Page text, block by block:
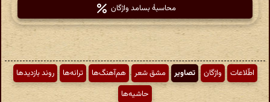
محاسبهٔ بسامد واژگان
اطّلاعات واژگان تصاویر مشق شعر هم‌آهنگ‌ها ترانه‌ها
روند بازدیدها
حاشیه‌ها